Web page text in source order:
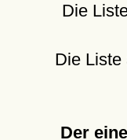
Die
Die Liste
Der